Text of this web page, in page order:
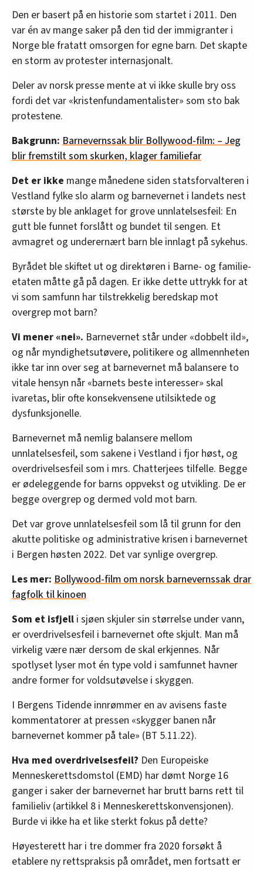
Den er basert på en historie som startet i 2011. Den
var én av mange saker på den tid der immigranter i
Norge ble fratatt omsorgen for egne barn. Det skapte
en storm av protester internasjonalt.
Deler av norsk presse mente at vi ikke skulle bry oss
fordi det var «kristenfundamentalister» som sto bak
protestene.
Bakgrunn: Barnevernssak blir Bollywood-film: – Jeg
blir fremstilt som skurken, klager familiefar
Det er ikke mange månedene siden statsforvalteren i
Vestland fylke slo alarm og barnevernet i landets nest
største by ble anklaget for grove unnlatelsesfeil: En
gutt ble funnet forslått og bundet til sengen. Et
avmagret og underernært barn ble innlagt på sykehus.
Byrådet ble skiftet ut og direktøren i Barne- og familie-
etaten måtte gå på dagen. Er ikke dette uttrykk for at
vi som samfunn har tilstrekkelig beredskap mot
overgrep mot barn?
Vi mener «nei». Barnevernet står under «dobbelt ild»,
og når myndighetsutøvere, politikere og allmennheten
ikke tar inn over seg at barnevernet må balansere to
vitale hensyn når «barnets beste interesser» skal
ivaretas, blir ofte konsekvensene utilsiktede og
dysfunksjonelle.
Barnevernet må nemlig balansere mellom
unnlatelsesfeil, som sakene i Vestland i fjor høst, og
overdrivelsesfeil som i mrs. Chatterjees tilfelle. Begge
er ødeleggende for barns oppvekst og utvikling. De er
begge overgrep og dermed vold mot barn.
Det var grove unnlatelsesfeil som lå til grunn for den
akutte politiske og administrative krisen i barnevernet
i Bergen høsten 2022. Det var synlige overgrep.
Les mer: Bollywood-film om norsk barnevernssak drar
fagfolk til kinoen
Som et isfjell i sjøen skjuler sin størrelse under vann,
er overdrivelsesfeil i barnevernet ofte skjult. Man må
virkelig være nær dersom de skal erkjennes. Når
spotlyset lyser mot én type vold i samfunnet havner
andre former for voldsutøvelse i skyggen.
I Bergens Tidende innrømmer en av avisens faste
kommentatorer at pressen «skygger banen når
barnevernet kommer på tale» (BT 5.11.22).
Hva med overdrivelsesfeil? Den Europeiske
Menneskerettsdomstol (EMD) har dømt Norge 16
ganger i saker der barnevernet har brutt barns rett til
familieliv (artikkel 8 i Menneskerettskonvensjonen).
Burde vi ikke ha et like sterkt fokus på dette?
Høyesterett har i tre dommer fra 2020 forsøkt å
etablere ny rettspraksis på området, men fortsatt er